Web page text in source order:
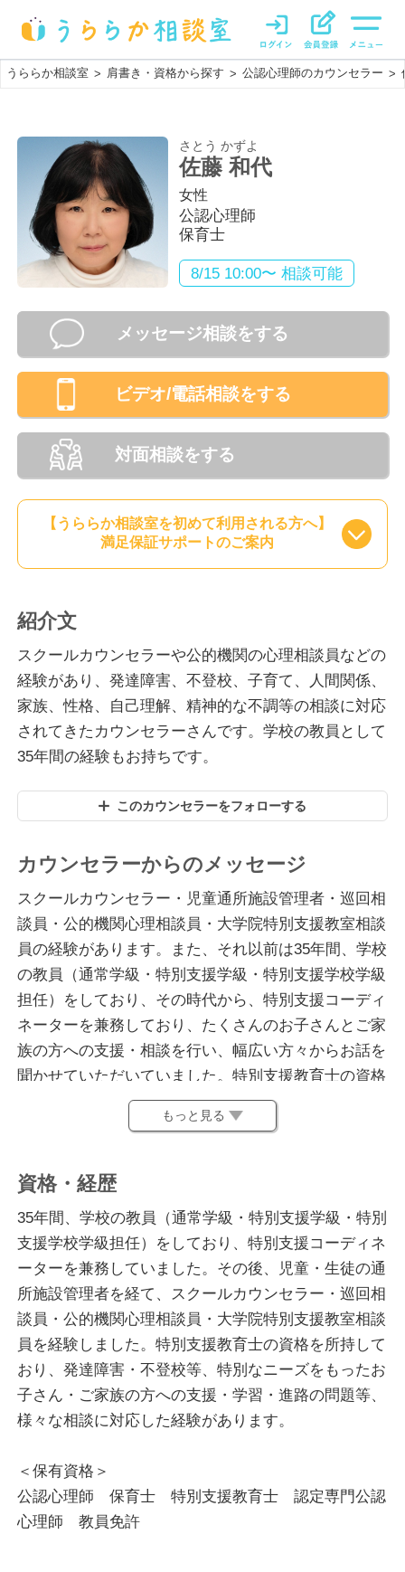
うららか相談室 > 肩書き・資格から探す > 公認心理師のカウンセラー >
さとう かずよ
佐藤 和代
女性
公認心理師
保育士
8/15 10:00〜 相談可能
メッセージ相談をする
ビデオ/電話相談をする
対面相談をする
【うららか相談室を初めて利用される方へ】
満足保証サポートのご案内
紹介文
スクールカウンセラーや公的機関の心理相談員などの
経験があり、発達障害、不登校、子育て、人間関係、
家族、性格、自己理解、精神的な不調等の相談に対応
されてきたカウンセラーさんです。学校の教員として
35年間の経験もお持ちです。
このカウンセラーをフォローする
カウンセラーからのメッセージ
スクールカウンセラー・児童通所施設管理者・巡回相
談員・公的機関心理相談員・大学院特別支援教室相談
員の経験があります。また、それ以前は35年間、学校
の教員（通常学級・特別支援学級・特別支援学校学級
担任）をしており、その時代から、特別支援コーディ
ネーターを兼務しており、たくさんのお子さんとご家
族の方への支援・相談を行い、幅広い方々からお話を
聞かせていただいていました。特別支援教育士の資格
を所持しており、発達障害・不登校等、特別なニーズ
をもったお子さん・ご家族の方への支援・学習・進路
害、不登校、子育て、人間関係、家族、仕事、性格、
自己理解、精神的な不調など、様々な相談をお受けし
ています。
<ご相談について>
カウンセリングでは、お困りごとの改善、ご自身のな
りたい状態や目標に向けて、お気持ち、考え、現状、
過去などを寄り添いながら、一緒に整理・振り返りを
していきます。
わせていただきます。
ご自身の目指される状態になるまでに、かかる時間は
もっと見る
資格・経歴
35年間、学校の教員（通常学級・特別支援学級・特別
支援学校学級担任）をしており、特別支援コーディネ
ーターを兼務していました。その後、児童・生徒の通
所施設管理者を経て、スクールカウンセラー・巡回相
談員・公的機関心理相談員・大学院特別支援教室相談
員を経験しました。特別支援教育士の資格を所持して
おり、発達障害・不登校等、特別なニーズをもったお
子さん・ご家族の方への支援・学習・進路の問題等、
様々な相談に対応した経験があります。
＜保有資格＞
公認心理師 保育士 特別支援教育士 認定専門公認
心理師 教員免許